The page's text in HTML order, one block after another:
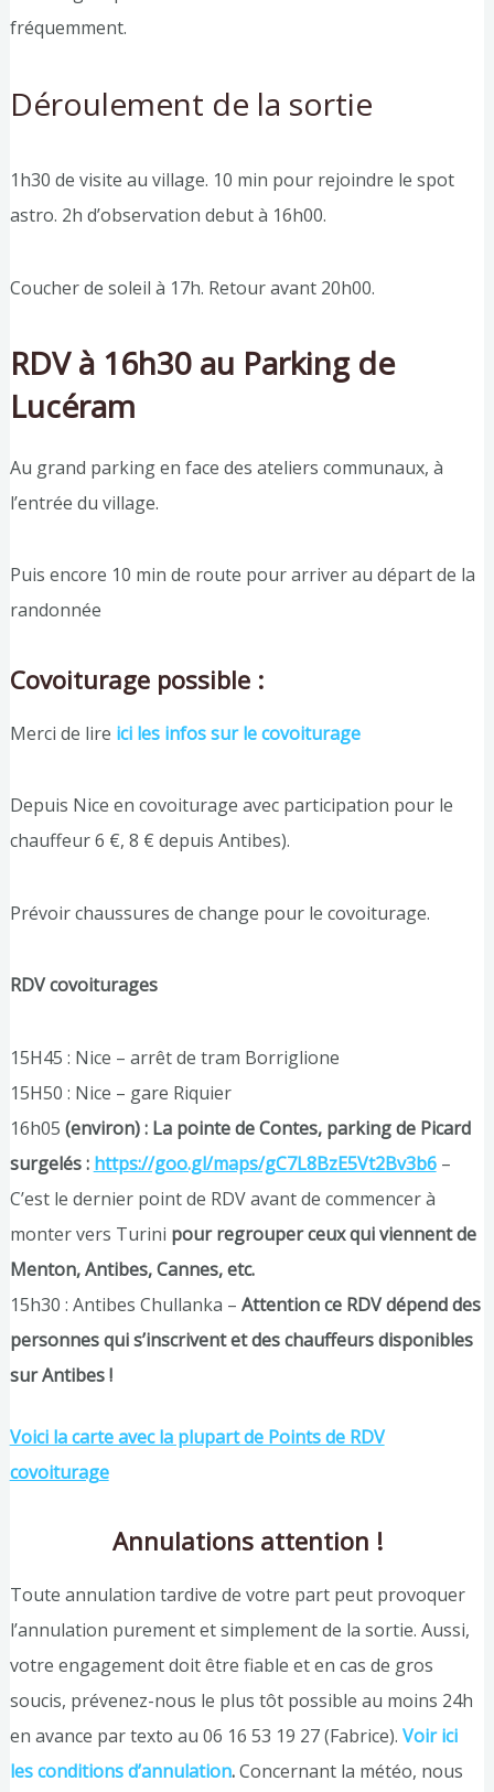
fréquemment.
Déroulement de la sortie
1h30 de visite au village. 10 min pour rejoindre le spot
astro. 2h d’observation debut à 16h00.
Coucher de soleil à 17h. Retour avant 20h00.
RDV à 16h30 au Parking de
Lucéram
Au grand parking en face des ateliers communaux, à
l’entrée du village.
Puis encore 10 min de route pour arriver au départ de la
randonnée
Covoiturage possible :
Merci de lire ici les infos sur le covoiturage
Depuis Nice en covoiturage avec participation pour le
chauffeur 6 €, 8 € depuis Antibes).
Prévoir chaussures de change pour le covoiturage.
RDV covoiturages
15H45 : Nice – arrêt de tram Borriglione
15H50 : Nice – gare Riquier
16h05 (environ) : La pointe de Contes, parking de Picard
surgelés : https://goo.gl/maps/gC7L8BzE5Vt2Bv3b6–
C’est le dernier point de RDV avant de commencer à
monter vers Turini pour regrouper ceux qui viennent de
Menton, Antibes, Cannes, etc.
15h30 : Antibes Chullanka – Attention ce RDV dépend des
personnes qui s’inscrivent et des chauffeurs disponibles
sur Antibes !
Voici la carte avec la plupart de Points de RDV
covoiturage
Annulations attention !
Toute annulation tardive de votre part peut provoquer
l’annulation purement et simplement de la sortie. Aussi,
votre engagement doit être fiable et en cas de gros
soucis, prévenez-nous le plus tôt possible au moins 24h
en avance par texto au 06 16 53 19 27 (Fabrice). Voir ici
les conditions d’annulation.Concernant la météo, nous